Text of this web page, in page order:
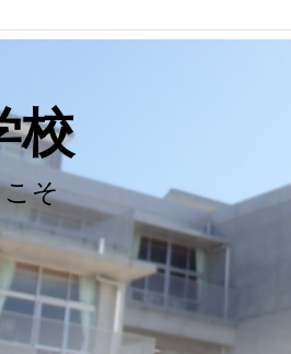
校
そ